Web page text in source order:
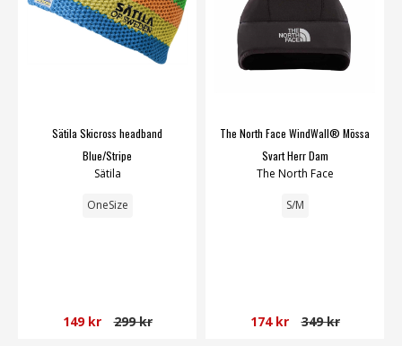
Sätila Skicross headband
Blue/Stripe
Sätila
OneSize
149 kr 299 kr
The North Face WindWall® Mössa
Svart Herr Dam
The North Face
S/M
174 kr 349 kr